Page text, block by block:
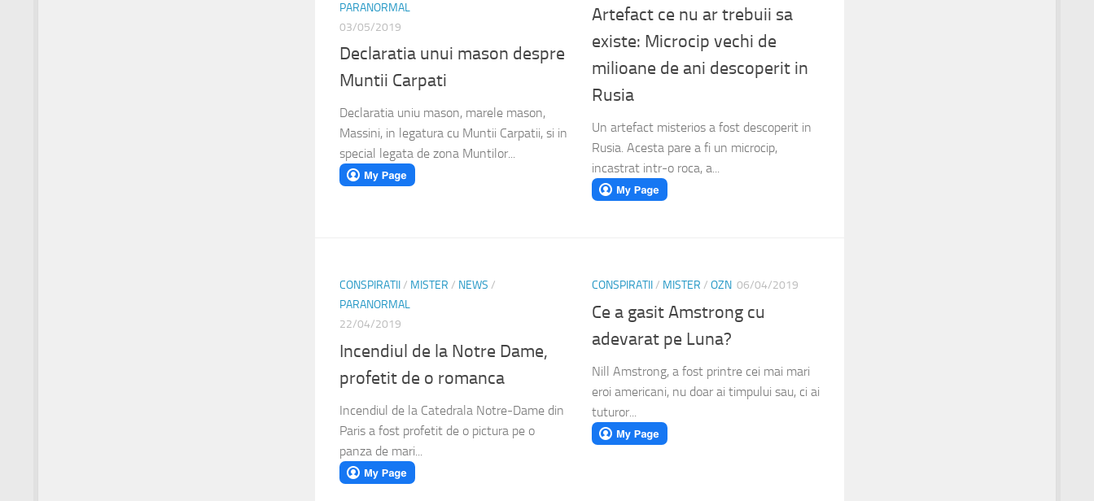
PARANORMAL
03/05/2019
Declaratia unui mason despre
Muntii Carpati
Declaratia uniu mason, marele mason,
Massini, in legatura cu Muntii Carpatii, si in
special legata de zona Muntilor...
Artefact ce nu ar trebuii sa
existe: Microcip vechi de
milioane de ani descoperit in
Rusia
Un artefact misterios a fost descoperit in
Rusia. Acesta pare a fi un microcip,
incastrat intr-o roca, a...
CONSPIRATII/ MISTER / NEWS /
PARANORMAL
22/04/2019
Incendiul de la Notre Dame,
profetit de o romanca
Incendiul de la Catedrala Notre-Dame din
Paris a fost profetit de o pictura pe o
panza de mari...
CONSPIRATII/ MISTER / OZN 06/04/2019
Ce a gasit Amstrong cu
adevarat pe Luna?
Nill Amstrong, a fost printre cei mai mari
eroi americani, nu doar ai timpului sau, ci ai
tuturor...